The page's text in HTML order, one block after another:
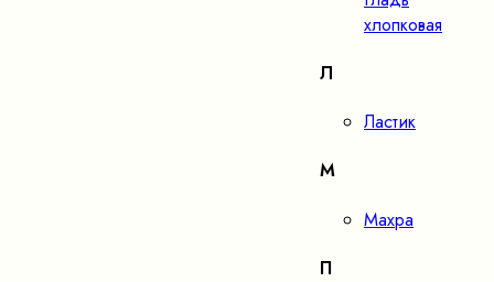
хлопковая
Л
Ластик
М
Махра
П